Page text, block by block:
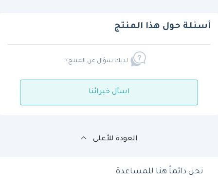
أسئلة حول هذا المنتج
لديك سؤال عن المنتج؟
اسأل خبرائنا
العودة للأعلى
نحن دائماً هنا للمساعدة